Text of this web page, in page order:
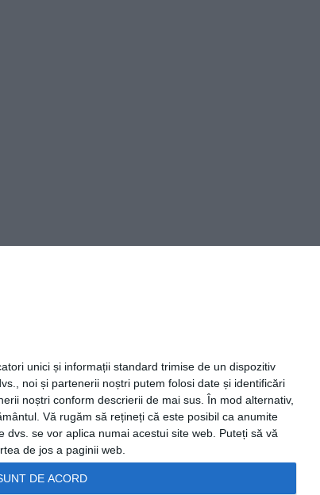
unici și informații standard trimise de un dispozitiv
noi și partenerii noștri putem folosi date și identificări
noștri conform descrierii de mai sus. În mod alternativ,
Vă rugăm să rețineți că este posibil ca anumite
se vor aplica numai acestui site web. Puteți să vă
de jos a paginii web.
DE ACORD